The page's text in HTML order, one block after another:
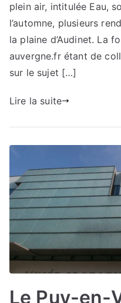
plein air, intitulée Eau,
l’automne, plusieurs
la plaine d’Audinet. La
auvergne.fr étant de
sur le sujet […]
Lire la suite
Le Puy-en-